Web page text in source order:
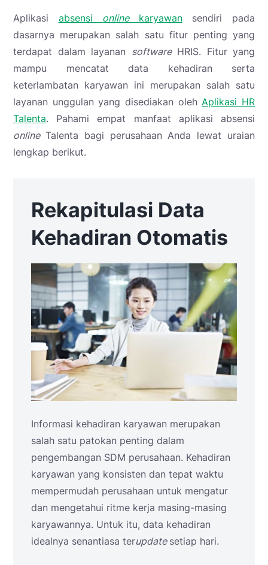
Aplikasi absensi online karyawansendiri pada
dasarnya merupakan salah satu fitur penting yang
terdapat dalam layanan softwareHRIS. Fitur yang
mampu mencatat data kehadiran serta
keterlambatan karyawan ini merupakan salah satu
layanan unggulan yang disediakan oleh Aplikasi HR
Talenta. Pahami empat manfaat aplikasi absensi
online Talenta bagi perusahaan Anda lewat uraian
lengkap berikut.
Rekapitulasi Data
Kehadiran Otomatis
Informasi kehadiran karyawan merupakan
salah satu patokan penting dalam
pengembangan SDM perusahaan. Kehadiran
karyawan yang konsisten dan tepat waktu
mempermudah perusahaan untuk mengatur
dan mengetahui ritme kerja masing-masing
karyawannya. Untuk itu, data kehadiran
idealnya senantiasa terupdate setiap hari.